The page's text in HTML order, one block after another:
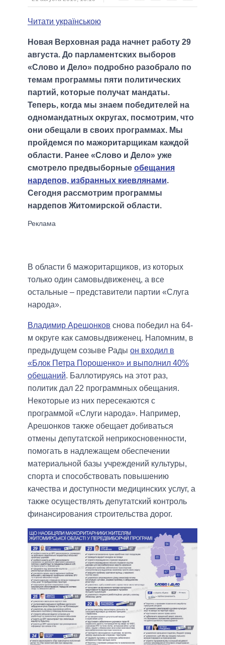
Читати українською
Новая Верховная рада начнет работу 29
августа. До парламентских выборов
«Слово и Дело» подробно разобрало по
темам программы пяти политических
партий, которые получат мандаты.
Теперь, когда мы знаем победителей на
одномандатных округах, посмотрим, что
они обещали в своих программах. Мы
пройдемся по мажоритарщикам каждой
области. Ранее «Слово и Дело» уже
смотрело предвыборные обещания
нардепов, избранных киевлянами.
Сегодня рассмотрим программы
нардепов Житомирской области.
В области 6 мажоритарщиков, из которых
только один самовыдвиженец, а все
остальные – представители партии «Слуга
народа».
Владимир Арешонков снова победил на 64-
м округе как самовыдвиженец. Напомним, в
предыдущем созыве Рады он входил в
«Блок Петра Порошенко» и выполнил 40%
обещаний. Баллотируясь на этот раз,
политик дал 22 программных обещания.
Некоторые из них пересекаются с
программой «Слуги народа». Например,
Арешонков также обещает добиваться
отмены депутатской неприкосновенности,
помогать в надлежащем обеспечении
материальной базы учреждений культуры,
спорта и способствовать повышению
качества и доступности медицинских услуг, а
также осуществлять депутатский контроль
финансирования строительства дорог.